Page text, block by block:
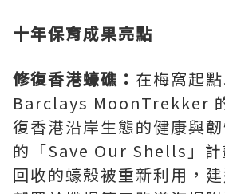
十年保育成果亮點
修復香港蠔礁： 在梅窩起點
Barclays MoonTrekker
復香港沿岸生態的健康與
的「Save Our Shells」計
回收的蠔殼被重新利用，